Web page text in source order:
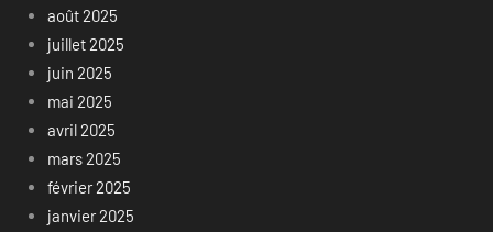
août 2025
juillet 2025
juin 2025
mai 2025
avril 2025
mars 2025
février 2025
janvier 2025